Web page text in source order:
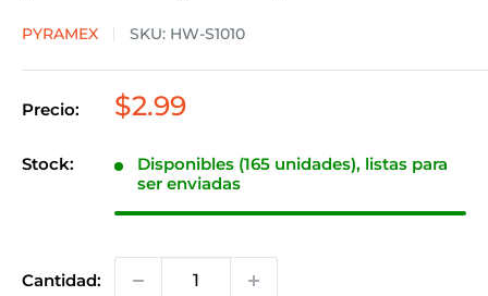
PYRAMEX SKU: HW-S1010
Precio:
Precio
venta
$2.99
Stock:
Disponibles (165 unidades), listas para
ser enviadas
Cantidad: